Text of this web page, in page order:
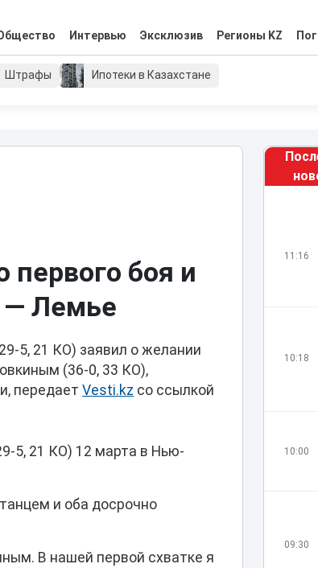
Интервью Эксклюзив Регионы KZ
Штрафы Ипотеки в Казахстане
боя и
— Лемье
5, 21 КО) заявил о желании
(36-0, 33 КО),
передаетVesti.kz со ссылкой
5, 21 КО) 12 марта в Нью-
и оба досрочно
В нашей первой схватке я
11:16
10:18
10:00
09:30